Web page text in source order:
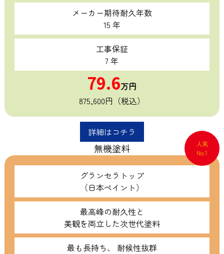
メーカー期待耐久年数
15 年
工事保証
7 年
79.6万円
875,600円（税込）
詳細はコチラ
無機塗料
人気
No.1
グランセラトップ
（日本ペイント）
最高峰の耐久性と
美観を両立した次世代塗料
最も長持ち、 耐候性抜群